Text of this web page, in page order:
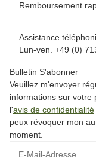
Remboursement
Assistance
Lun-ven. +49 (0)
Bulletin S'abonner
Veuillez m'envoyer
informations sur votre
l'avis de confidentialité
peux révoquer mon
moment.